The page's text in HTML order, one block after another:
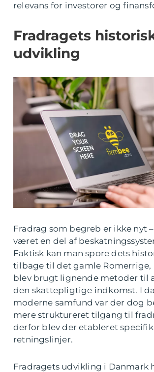
relevans for investorer og
Fradragets
udvikling
Fradrag som begreb er ikke nyt
været en del af
Faktisk kan man spore dets
tilbage til det gamle Romerrige,
blev brugt lignende metoder til
den skattepligtige indkomst. I
moderne samfund var der dog
mere struktureret tilgang til
derfor blev der etableret
retningslinjer.
Fradragets udvikling i Danmark